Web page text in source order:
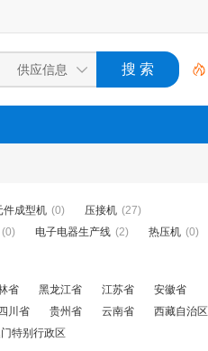
件成型机 (0) 压接机 (27)
(0) 电子电器生产线 (2) 热压机 (0)
省 黑龙江省 江苏省
安徽省
四川省 贵州省 云南省
西藏自治区
特别行政区